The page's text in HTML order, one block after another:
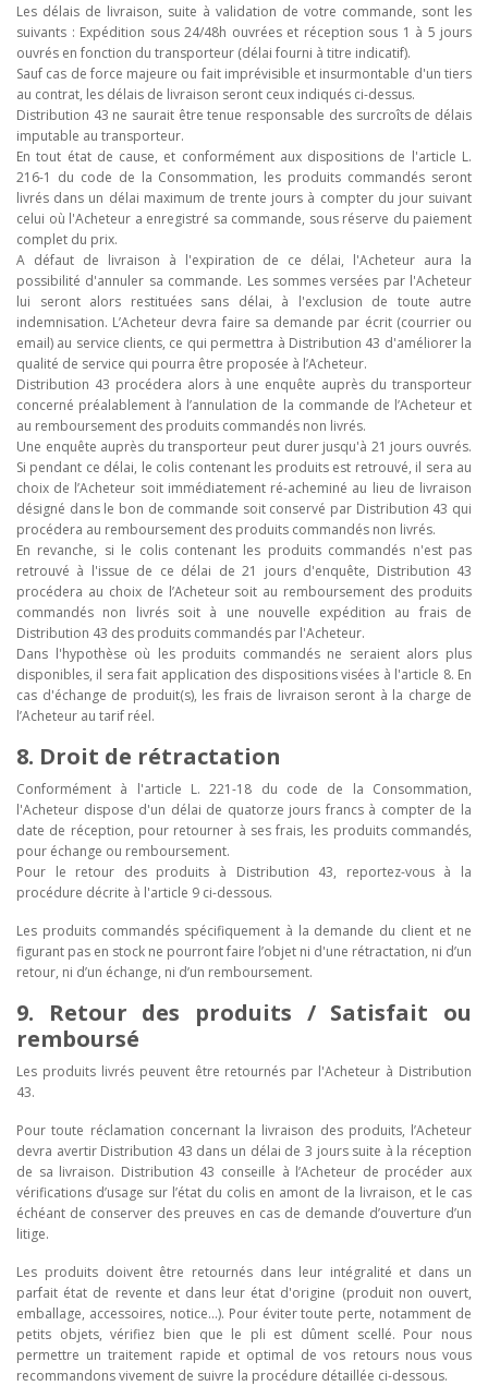
Les délais de livraison, suite à validation de votre commande, sont les
suivants : Expédition sous 24/48h ouvrées et réception sous 1 à 5 jours
ouvrés en fonction du transporteur (délai fourni à titre indicatif).
Sauf cas de force majeure ou fait imprévisible et insurmontable d'un tiers
au contrat, les délais de livraison seront ceux indiqués ci-dessus.
Distribution 43 ne saurait être tenue responsable des surcroîts de délais
imputable au transporteur.
En tout état de cause, et conformément aux dispositions de l'article L.
216-1 du code de la Consommation, les produits commandés seront
livrés dans un délai maximum de trente jours à compter du jour suivant
celui où l'Acheteur a enregistré sa commande, sous réserve du paiement
complet du prix.
A défaut de livraison à l'expiration de ce délai, l'Acheteur aura la
possibilité d'annuler sa commande. Les sommes versées par l'Acheteur
lui seront alors restituées sans délai, à l'exclusion de toute autre
indemnisation. L’Acheteur devra faire sa demande par écrit (courrier ou
email) au service clients, ce qui permettra à Distribution 43 d'améliorer la
qualité de service qui pourra être proposée à l’Acheteur.
Distribution 43 procédera alors à une enquête auprès du transporteur
concerné préalablement à l’annulation de la commande de l’Acheteur et
au remboursement des produits commandés non livrés.
Une enquête auprès du transporteur peut durer jusqu'à 21 jours ouvrés.
Si pendant ce délai, le colis contenant les produits est retrouvé, il sera au
choix de l’Acheteur soit immédiatement ré-acheminé au lieu de livraison
désigné dans le bon de commande soit conservé par Distribution 43 qui
procédera au remboursement des produits commandés non livrés.
En revanche, si le colis contenant les produits commandés n'est pas
retrouvé à l'issue de ce délai de 21 jours d'enquête, Distribution 43
procédera au choix de l’Acheteur soit au remboursement des produits
commandés non livrés soit à une nouvelle expédition au frais de
Distribution 43 des produits commandés par l'Acheteur.
Dans l'hypothèse où les produits commandés ne seraient alors plus
disponibles, il sera fait application des dispositions visées à l'article 8. En
cas d'échange de produit(s), les frais de livraison seront à la charge de
l’Acheteur au tarif réel.
8. Droit de rétractation
Conformément à l'article L. 221-18 du code de la Consommation,
l'Acheteur dispose d'un délai de quatorze jours francs à compter de la
date de réception, pour retourner à ses frais, les produits commandés,
pour échange ou remboursement.
Pour le retour des produits à Distribution 43, reportez-vous à la
procédure décrite à l'article 9 ci-dessous.
Les produits commandés spécifiquement à la demande du client et ne
figurant pas en stock ne pourront faire l’objet ni d'une rétractation, ni d’un
retour, ni d’un échange, ni d’un remboursement.
9. Retour des produits / Satisfait ou
remboursé
Les produits livrés peuvent être retournés par l'Acheteur à Distribution
43.
Pour toute réclamation concernant la livraison des produits, l’Acheteur
devra avertir Distribution 43 dans un délai de 3 jours suite à la réception
de sa livraison. Distribution 43 conseille à l’Acheteur de procéder aux
vérifications d’usage sur l’état du colis en amont de la livraison, et le cas
échéant de conserver des preuves en cas de demande d’ouverture d’un
litige.
Les produits doivent être retournés dans leur intégralité et dans un
parfait état de revente et dans leur état d'origine (produit non ouvert,
emballage, accessoires, notice...). Pour éviter toute perte, notamment de
petits objets, vérifiez bien que le pli est dûment scellé. Pour nous
permettre un traitement rapide et optimal de vos retours nous vous
recommandons vivement de suivre la procédure détaillée ci-dessous.